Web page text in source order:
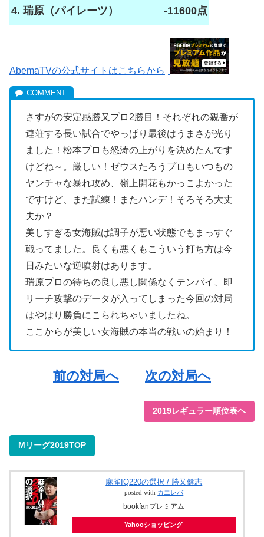
4. 瑞原（パイレーツ） -11600点
AbemaTVの公式サイトはこちらから
さすがの安定感勝又プロ2勝目！それぞれの親番が
連荘する長い試合でやっぱり最後はうまさが光り
ました！松本プロも怒涛の上がりを決めたんです
けどね～。厳しい！ゼウスたろうプロもいつもの
ヤンチャな暴れ攻め、嶺上開花もかっこよかった
ですけど、まだ試練！またハンデ！そろそろ大丈
夫か？
美しすぎる女海賊は調子が悪い状態でもまっすぐ
戦ってました。良くも悪くもこういう打ち方は今
日みたいな逆噴射はあります。
瑞原プロの待ちの良し悪し関係なくテンパイ、即
リーチ攻撃のデータが入ってしまった今回の対局
はやはり勝負にこられちゃいましたね。
ここからが美しい女海賊の本当の戦いの始まり！
前の対局へ 次の対局へ
2019レギュラー順位表ヘ
Mリーグ2019TOP
麻雀IQ220の選択 / 勝又健志
posted with カエレバ
bookfanプレミアム
Yahooショッピング